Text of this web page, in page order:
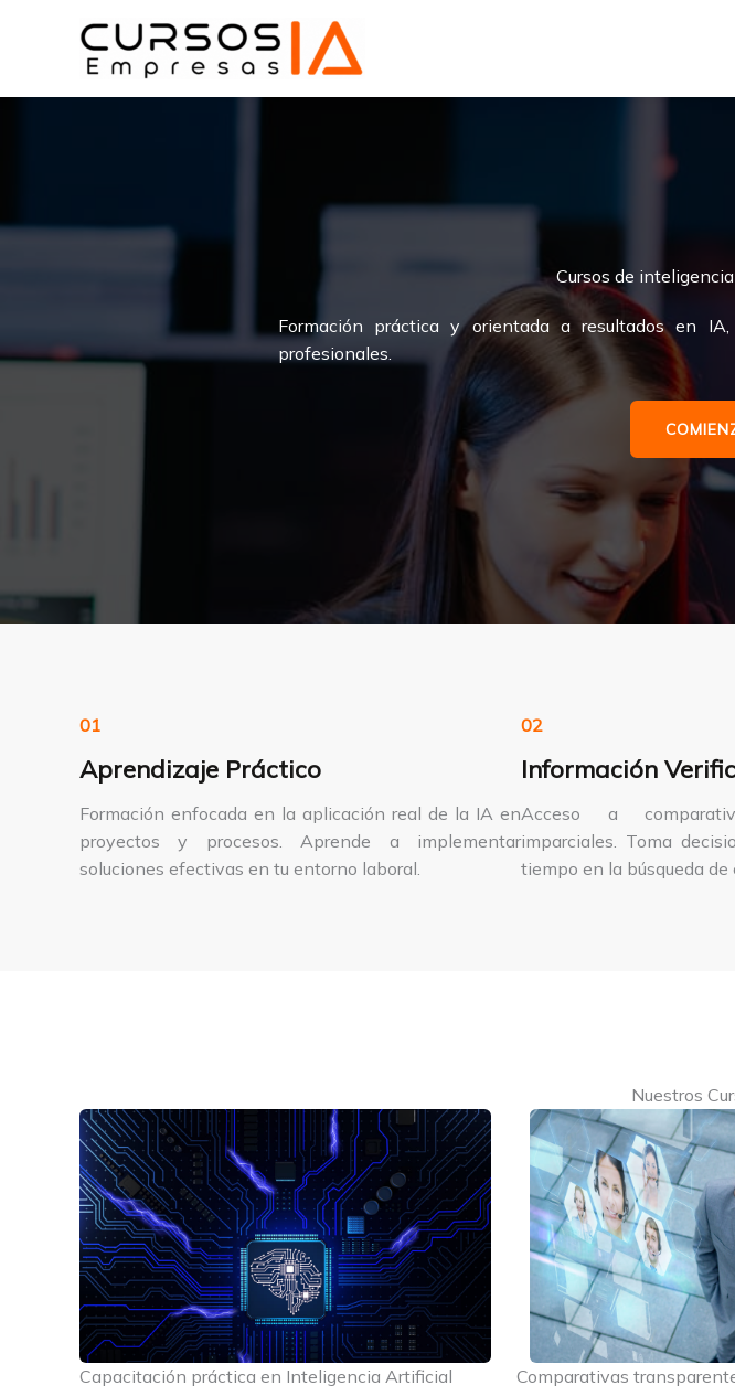
Cursos de
Formación práctica y orientada a resultados en
profesionales.
01
Aprendizaje Práctico
Formación enfocada en la aplicación real de la IA en
proyectos y procesos. Aprende a implementar
soluciones efectivas en tu entorno laboral.
02
Información
Acceso a
imparciales. Toma
tiempo en la búsqueda de
Nuestros
Capacitación práctica en Inteligencia Artificial
Comparativas